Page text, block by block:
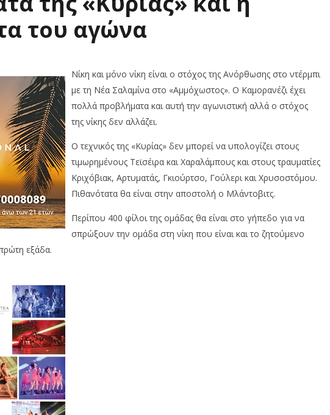
του αγώνα
Νίκη και μόνο νίκη είναι ο στόχος της Ανόρθωσης στο ντέρμπι
με τη Νέα Σαλαμίνα στο «Αμμόχωστος». Ο Καμορανέζι έχει
πολλά προβλήματα και αυτή την αγωνιστική αλλά ο στόχος
της νίκης δεν αλλάζει.
Ο τεχνικός της «Κυρίας» δεν μπορεί να υπολογίζει στους
τιμωρημένους Τεϊσέιρα και Χαραλάμπους και στους τραυματίες
Κριχόβιακ, Αρτυματάς, Γκιούρτσο, Γούλερι και Χρυσοστόμου.
Πιθανότατα θα είναι στην αποστολή ο Μλάντοβιτς.
Περίπου 400 φίλοι της ομάδας θα είναι στο γήπεδο για να
σπρώξουν την ομάδα στη νίκη που είναι και το ζητούμενο
εξάδα.